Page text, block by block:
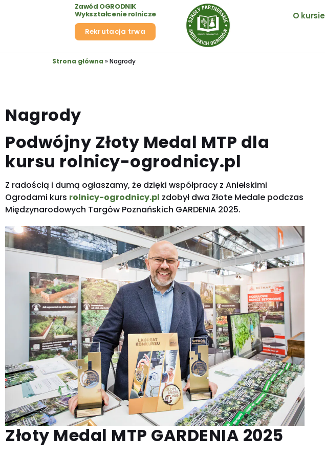
Zawód OGRODNIK
Wykształcenie rolnicze
Rekrutacja trwa
O kursie
Strona główna » Nagrody
Nagrody
Podwójny Złoty Medal MTP dla
kursu rolnicy-ogrodnicy.pl
Z radością i dumą ogłaszamy, że dzięki współpracy z Anielskimi
Ogrodami kurs rolnicy-ogrodnicy.pl zdobył dwa Złote Medale podczas
Międzynarodowych Targów Poznańskich GARDENIA 2025.
Złoty Medal MTP GARDENIA 2025